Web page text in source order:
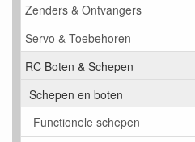
Zenders & Ontvangers
Servo & Toebehoren
RC Boten & Schepen
Schepen en boten
Functionele schepen